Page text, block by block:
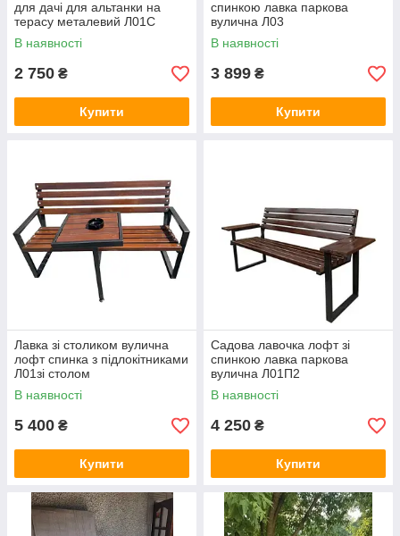
для дачі для альтанки на
терасу металевий Л01С
В наявності
2 750 ₴
Купити
спинкою лавка паркова
вулична Л03
В наявності
3 899 ₴
Купити
Лавка зі столиком вулична
лофт спинка з підлокітниками
Л01зі столом
В наявності
5 400 ₴
Купити
Садова лавочка лофт зі
спинкою лавка паркова
вулична Л01П2
В наявності
4 250 ₴
Купити